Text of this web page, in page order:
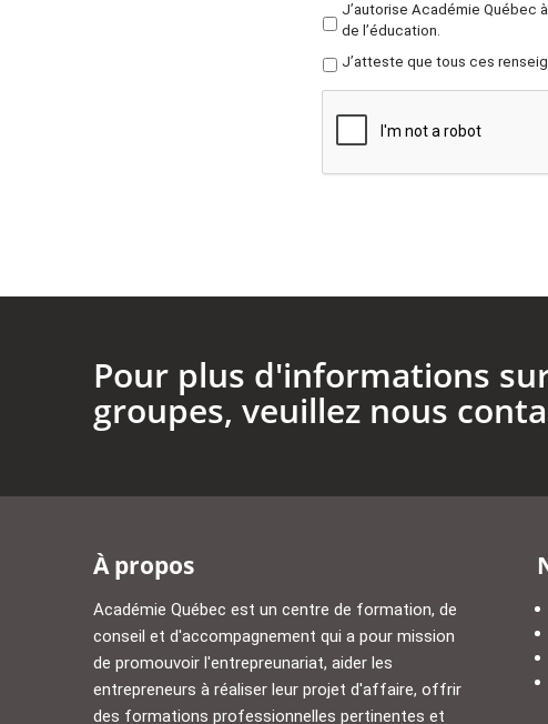
J’autorise Académie Québec
de l’éducation.
J’atteste que tous ces
Pour plus d'informations
groupes, veuillez nous
À propos
Académie Québec est un centre de formation, de
conseil et d'accompagnement qui a pour mission
de promouvoir l'entrepreunariat, aider les
entrepreneurs à réaliser leur projet d'affaire, offrir
des formations professionnelles pertinentes et